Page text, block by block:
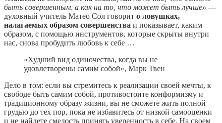
быть совершенным, а как на то, что может быть лучше» —
духовный учитель Матео Сол говорит о ловушках,
налагаемых образом совершенства и показывает, каким
образом, с помощью инструментов, которые скрыты внутри
нас, снова пробудить любовь к себе …
«Худший вид одиночества, когда вы не
удовлетворены самим собой», Марк Твен
Дело в том: если вы стремитесь к реализации своей мечты, к
свободе быть самим собой, противостоите конформизму и
традиционному образу жизни, вы не сможете жить полной
грудью до тех пор, пока не избавитесь от низкой самооценки
и не найдете смелость принять уверенность в себе. На своем